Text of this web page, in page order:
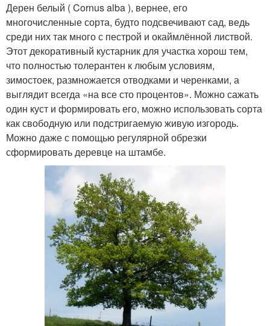
Дерен белый ( Cornus alba ), вернее, его
многочисленные сорта, будто подсвечивают сад, ведь
среди них так много с пестрой и окаймлённой листвой.
Этот декоративный кустарник для участка хорош тем,
что полностью толерантен к любым условиям,
зимостоек, размножается отводками и черенками, а
выглядит всегда «на все сто процентов». Можно сажать
один куст и формировать его, можно использовать сорта
как свободную или подстригаемую живую изгородь.
Можно даже с помощью регулярной обрезки
сформировать деревце на штамбе.